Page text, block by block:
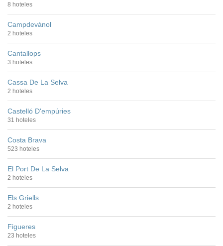
8 hoteles
Campdevànol
2 hoteles
Cantallops
3 hoteles
Cassa De La Selva
2 hoteles
Castelló D'empúries
31 hoteles
Costa Brava
523 hoteles
El Port De La Selva
2 hoteles
Els Griells
2 hoteles
Figueres
23 hoteles